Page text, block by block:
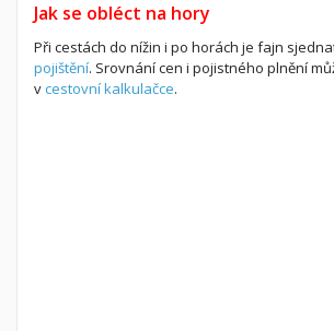
Jak se obléct na hory
Při cestách do nížin i po horách je fajn
pojištění. Srovnání cen i pojistného plnění
vcestovní kalkulačce.